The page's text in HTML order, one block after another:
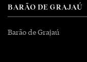
BARÃO DE GRAJAÚ
Barão de Grajaú